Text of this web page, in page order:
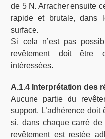
de 5 N. Arracher ensuite
rapide et brutale, dans
surface.
Si cela n’est pas
revêtement doit être
intéressées.
A.1.4 Interprétation des
Aucune partie du
support. L’adhérence
si, dans chaque carré
revêtement est restée